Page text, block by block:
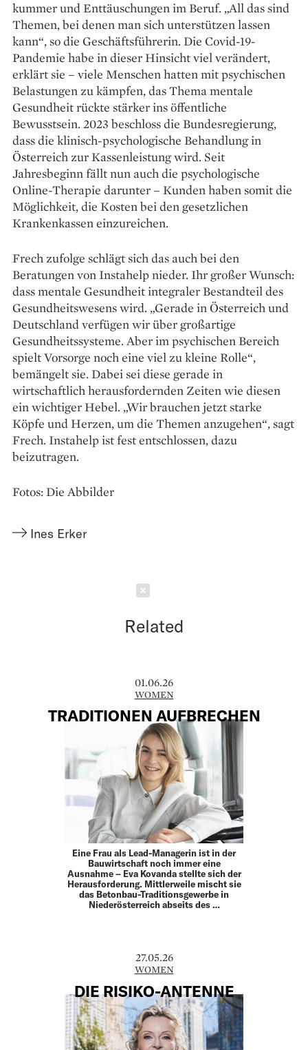
kummer und Enttäuschungen im Beruf. „All das sind
Themen, bei denen man sich unterstützen lassen
kann“, so die Geschäftsführerin. Die Covid-19-
Pandemie habe in dieser Hinsicht viel verändert,
erklärt sie – viele Menschen hatten mit psychischen
Belastungen zu kämpfen, das Thema mentale
Gesundheit rückte stärker ins öffent­liche
Bewusstsein. 2023 beschloss die Bundesregierung,
dass die klinisch-psychologische Behandlung in
Österreich zur Kassenleistung wird. Seit
Jahresbeginn fällt nun auch die psychologische
Online-Therapie darunter – Kunden haben somit die
Möglichkeit, die Kosten bei den gesetz­lichen
Krankenkassen einzureichen.
Frech zufolge schlägt sich das auch bei den
Beratungen von Instahelp nieder. Ihr großer Wunsch:
dass mentale Gesundheit integraler Bestandteil des
Gesundheitswesens wird. „Gerade in Österreich und
Deutschland verfügen wir über großartige
Gesundheitssysteme. Aber im psychischen Bereich
spielt Vorsorge noch eine viel zu kleine Rolle“,
bemängelt sie. Dabei sei diese gerade in
wirtschaftlich herausfordernden Zeiten wie diesen
ein wichtiger Hebel. „Wir brauchen jetzt starke
Köpfe und Herzen, um die Themen anzugehen“, sagt
Frech. Instahelp ist fest entschlossen, dazu
beizutragen.
Fotos: Die Abbilder
Ines Erker
Related
01.06.26
WOMEN
TRADITIONEN AUFBRECHEN
Eine Frau als Lead-Managerin ist in der
Bauwirtschaft noch immer eine
Ausnahme – Eva Kovanda stellte sich der
Herausforderung. Mittlerweile mischt sie
das Betonbau-Traditionsgewerbe in
Niederösterreich abseits des …
27.05.26
WOMEN
DIE RISIKO-ANTENNE